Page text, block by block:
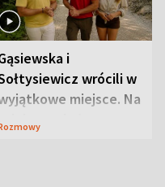
i
wrócili w
miejsce. Na
czekał